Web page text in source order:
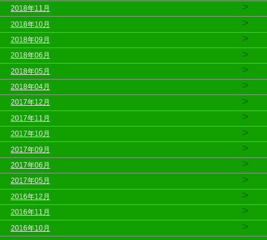
2018年11月 >
2018年10月 >
2018年09月 >
2018年06月 >
2018年05月 >
2018年04月 >
2017年12月 >
2017年11月 >
2017年10月 >
2017年09月 >
2017年06月 >
2017年05月 >
2016年12月 >
2016年11月 >
2016年10月 >